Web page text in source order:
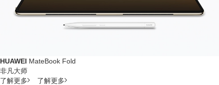
HUAWEI MateBook Fold
非凡大师
了解更多
了解更多